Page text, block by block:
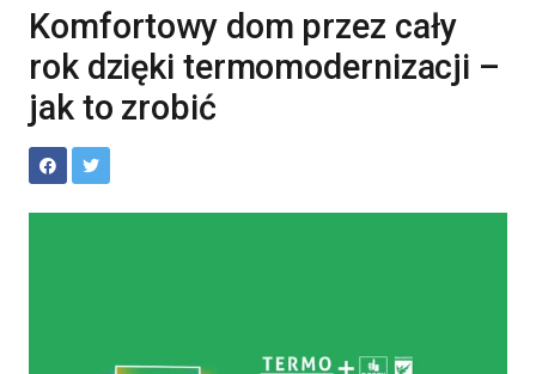
Komfortowy dom przez cały
rok dzięki termomodernizacji –
jak to zrobić